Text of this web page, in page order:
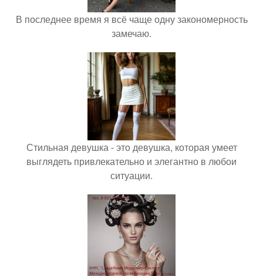
В последнее время я всё чаще одну закономерность
замечаю.
Стильная девушка - это девушка, которая умеет
выглядеть привлекательно и элегантно в любои
ситуации.